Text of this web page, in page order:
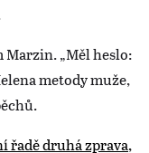
„Měl heslo:
metody muže,